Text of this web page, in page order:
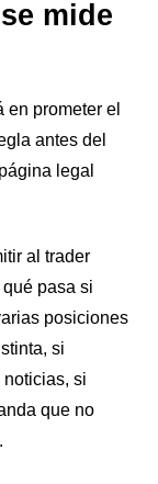
mide
en prometer el
antes del
legal
al trader
pasa si
posiciones
si
si
que no